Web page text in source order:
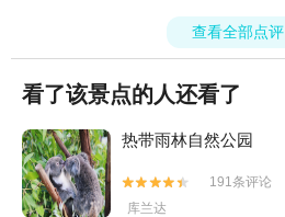
查看全部点评
看了该景点的人还看了
热带雨林自然公园


191条评论
库兰达